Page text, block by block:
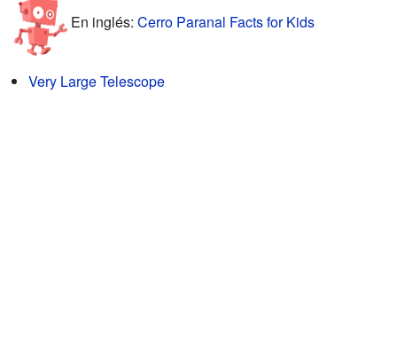
En inglés: Cerro Paranal Facts for Kids
Very Large Telescope